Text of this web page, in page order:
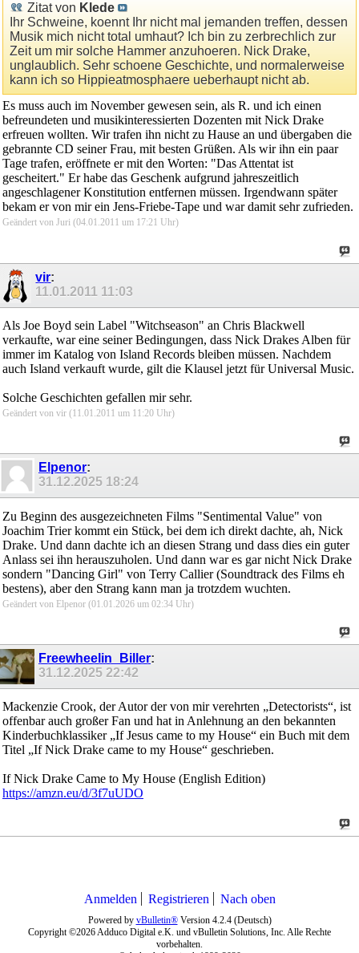
Zitat von Klede
Ihr Schweine, koennt Ihr nicht mal jemanden treffen, dessen
Musik mich nicht total umhaut? Ich bin zu zerbrechlich zur
Zeit um mir solche Hammer anzuhoeren. Nick Drake,
unglaublich. Sehr schoene Geschichte, und normalerweise
kann ich so Hippieatmosphaere ueberhaupt nicht ab.
Es muss auch im November gewesen sein, als R. und ich einen
befreundeten und musikinteressierten Dozenten mit Nick Drake
erfreuen wollten. Wir trafen ihn nicht zu Hause an und übergaben die
gebrannte CD seiner Frau, mit besten Grüßen. Als wir ihn ein paar
Tage trafen, eröffnete er mit den Worten: "Das Attentat ist
gescheitert." Er habe das Geschenk aufgrund jahreszeitlich
angeschlagener Konstitution entfernen müssen. Irgendwann später
bekam er von mir ein Jens-Friebe-Tape und war damit sehr zufrieden.
Geändert von Juri (04.01.2011 um 17:21 Uhr)
vir:
11.01.2011 11:03
Als Joe Boyd sein Label "Witchseason" an Chris Blackwell
verkaufte, war eine seiner Bedingungen, dass Nick Drakes Alben für
immer im Katalog von Island Records bleiben müssen. Nachdem
auch Island verkauft wurde, gilt die Klausel jetzt für Universal Music.
Solche Geschichten gefallen mir sehr.
Geändert von vir (11.01.2011 um 11:20 Uhr)
Elpenor:
31.12.2025 18:24
Zu Beginn des ausgezeichneten Films "Sentimental Value" von
Joachim Trier kommt ein Stück, bei dem ich direkt dachte, ah, Nick
Drake. Und dann dachte ich an diesen Strang und dass dies ein guter
Anlass sei ihn herauszuholen. Und dann war es gar nicht Nick Drake
sondern "Dancing Girl" von Terry Callier (Soundtrack des Films eh
bestens), aber den Strang kann man ja trotzdem wuchten.
Geändert von Elpenor (01.01.2026 um 02:34 Uhr)
Freewheelin_Biller:
31.12.2025 22:42
Mackenzie Crook, der Autor der von mir verehrten „Detectorists“, ist
offenbar auch großer Fan und hat in Anlehnung an den bekannten
Kinderbuchklassiker „If Jesus came to my House“ ein Buch mit dem
Titel „If Nick Drake came to my House“ geschrieben.
If Nick Drake Came to My House (English Edition)
https://amzn.eu/d/3f7uUDO
Anmelden Registrieren Nach oben
Powered by vBulletin®Version 4.2.4 (Deutsch)
Copyright ©2026 Adduco Digital e.K. und vBulletin Solutions, Inc. Alle Rechte
vorbehalten.